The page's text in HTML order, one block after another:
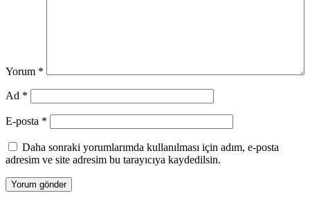
Yorum *
Ad *
E-posta *
Daha sonraki yorumlarımda kullanılması için adım, e-posta
adresim ve site adresim bu tarayıcıya kaydedilsin.